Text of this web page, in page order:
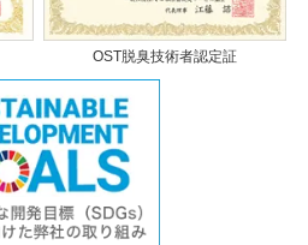
OST脱臭技術者認定証